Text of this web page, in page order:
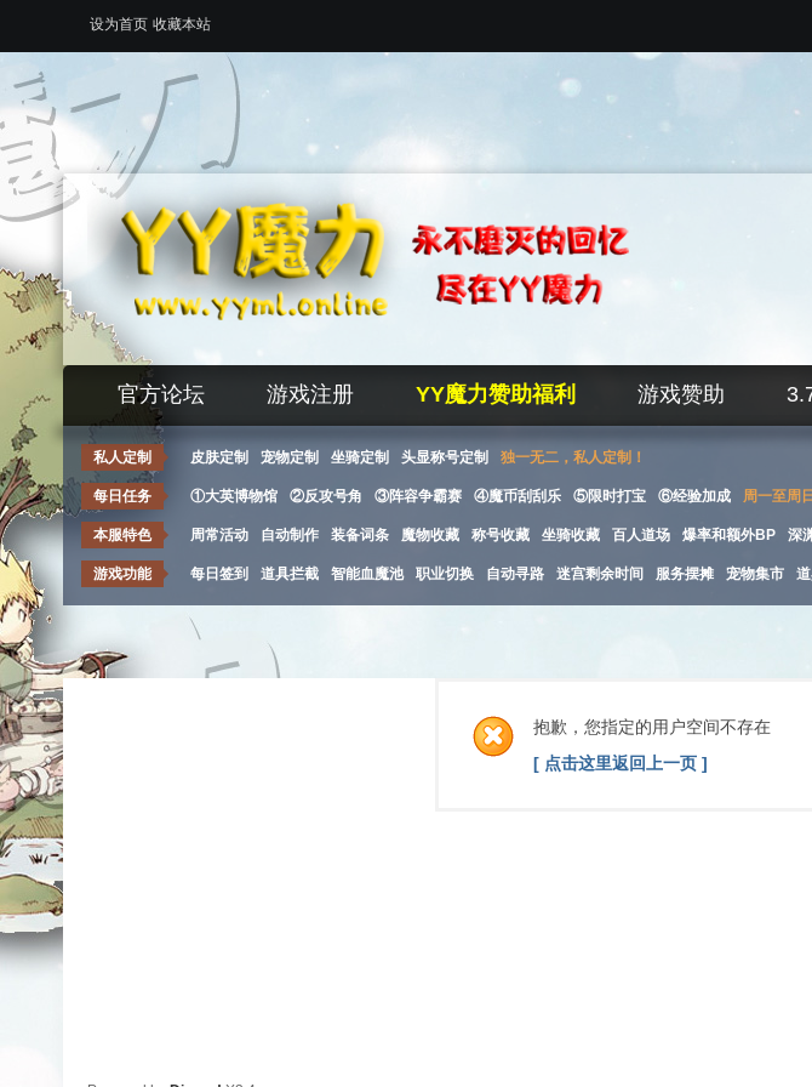
设为首页 收藏本站
官方论坛 游戏注册 YY魔力赞助福利 游戏赞助
私人定制 皮肤定制 宠物定制 坐骑定制 头显称号定制 独一无二，私人定制！
每日任务 ①大英博物馆 ②反攻号角 ③阵容争霸赛 ④魔币刮刮乐 ⑤限时打宝 ⑥经验加成 周一至周
本服特色 周常活动 自动制作 装备词条 魔物收藏 称号收藏 坐骑收藏 百人道场 爆率和额外BP 深
游戏功能 每日签到 道具拦截 智能血魔池 职业切换 自动寻路 迷宫剩余时间 服务摆摊 宠物集市
抱歉，您指定的用户空间不存在
[ 点击这里返回上一页 ]